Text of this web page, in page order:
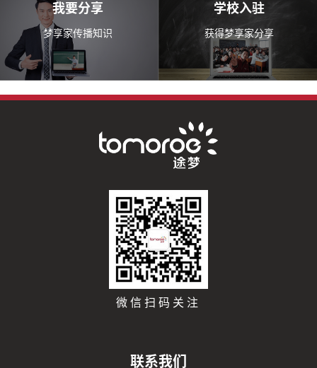
我要分享
梦享家传播知识
学校入驻
获得梦享家分享
微信扫码关注
联系我们